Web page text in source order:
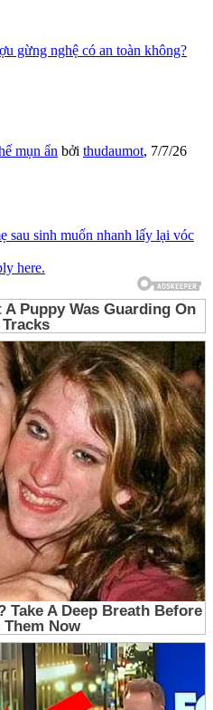
gừng nghệ có an toàn không?
mụn ẩn bởi thudaumot, 7/7/26
sau sinh muốn nhanh lấy lại vóc
here.